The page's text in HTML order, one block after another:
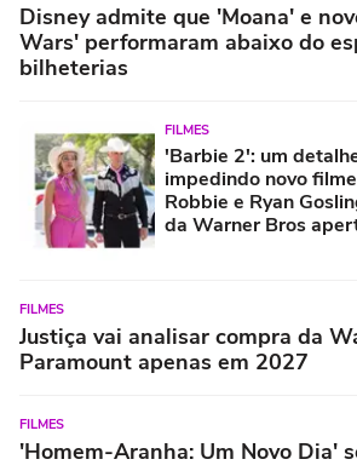
Disney admite que 'Moana' e
Wars' performaram abaixo do
bilheterias
FILMES
'Barbie 2': um
impedindo novo
Robbie e Ryan
da Warner Bros
FILMES
Justiça vai analisar compra da
Paramount apenas em 2027
FILMES
'Homem-Aranha: Um Novo Dia'